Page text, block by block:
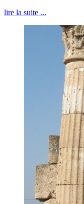
lire la suite ...